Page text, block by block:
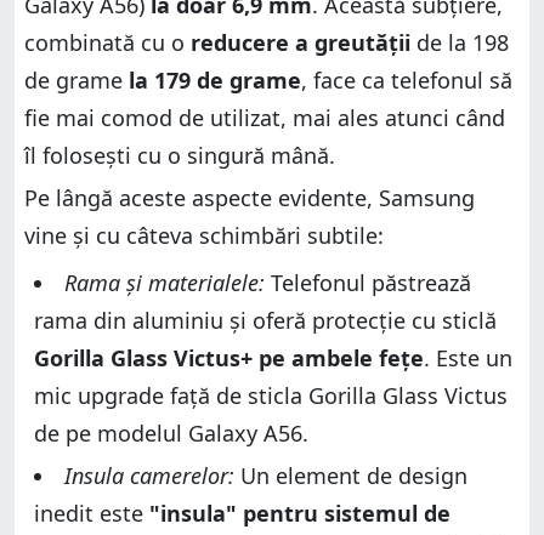
Prețul de lansare:
Ce părere ai despre Galaxy A57?
„Problema” numită Galaxy S25 FE
Ce părere ai despre Galaxy A57?
combinată cu o reducere a greutății de la 198
de grame la 179 de grame, face ca telefonul să
fie mai comod de utilizat, mai ales atunci când
îl folosești cu o singură mână.
Pe lângă aceste aspecte evidente, Samsung
vine și cu câteva schimbări subtile:
Rama și materialele: Telefonul păstrează
rama din aluminiu și oferă protecție cu sticlă
Gorilla Glass Victus+ pe ambele fețe. Este un
mic upgrade față de sticla Gorilla Glass Victus
de pe modelul Galaxy A56.
Insula camerelor: Un element de design
inedit este "insula" pentru sistemul de